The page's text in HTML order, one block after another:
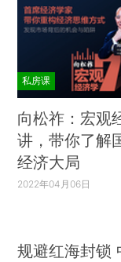
私房课
向松祚：宏观
讲，带你了解
经济大局
2022年04月06日
规避红海封锁